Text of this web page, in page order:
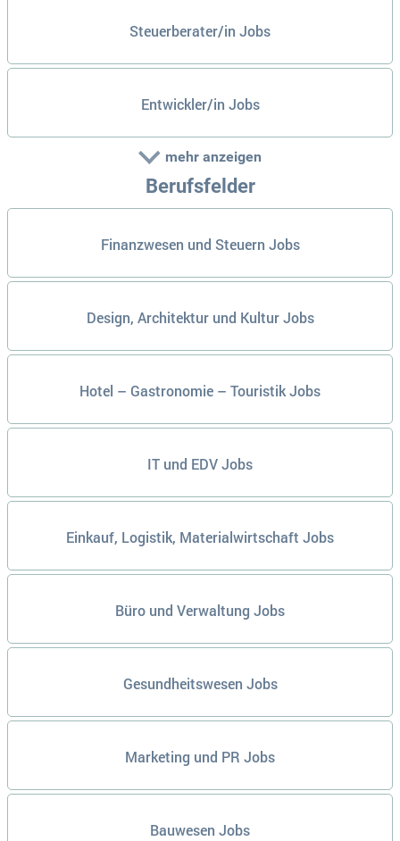
Steuerberater/in Jobs
Entwickler/in Jobs
mehr anzeigen
Berufsfelder
Finanzwesen und Steuern Jobs
Design, Architektur und Kultur Jobs
Hotel – Gastronomie – Touristik Jobs
IT und EDV Jobs
Einkauf, Logistik, Materialwirtschaft Jobs
Büro und Verwaltung Jobs
Gesundheitswesen Jobs
Marketing und PR Jobs
Bauwesen Jobs